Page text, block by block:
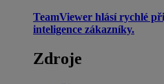
TeamViewer hlásí rychlé
inteligence zákazníky.
Zdroje